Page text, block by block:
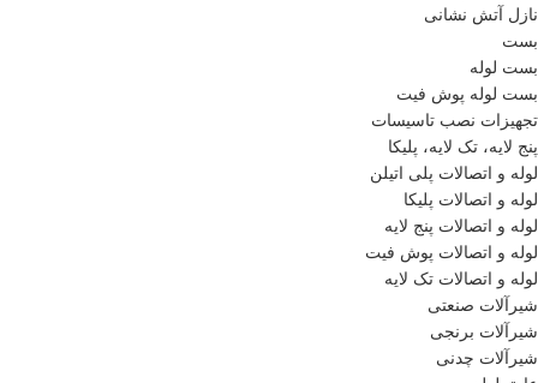
نازل آتش نشانی
بست
بست لوله
بست لوله پوش فیت
تجهیزات نصب تاسیسات
پنج لایه، تک لایه، پلیکا
لوله و اتصالات پلی اتیلن
لوله و اتصالات پلیکا
لوله و اتصالات پنج لایه
لوله و اتصالات پوش فیت
لوله و اتصالات تک لایه
شیرآلات صنعتی
شیرآلات برنجی
شیرآلات چدنی